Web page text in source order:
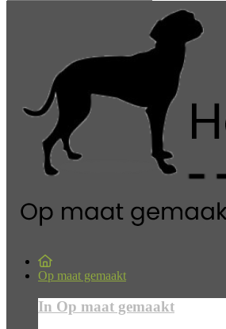
Op maat gemaakt
In Op maat gemaakt